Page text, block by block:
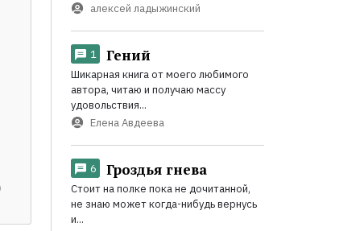
алексей ладыжинский
1 Гений
Шикарная книга от моего любимого
автора, читаю и получаю массу
удовольствия...
Елена Авдеева
6 Гроздья гнева
Стоит на полке пока не дочитанной,
не знаю может когда-нибудь вернусь
и...